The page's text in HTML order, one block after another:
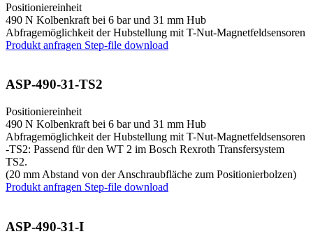
Positioniereinheit
490 N Kolbenkraft bei 6 bar und 31 mm Hub
Abfragemöglichkeit der Hubstellung mit T-Nut-Magnetfeldsensoren
Produkt anfragen Step-file download
ASP-490-31-TS2
Positioniereinheit
490 N Kolbenkraft bei 6 bar und 31 mm Hub
Abfragemöglichkeit der Hubstellung mit T-Nut-Magnetfeldsensoren
-TS2: Passend für den WT 2 im Bosch Rexroth Transfersystem
TS2.
(20 mm Abstand von der Anschraubfläche zum Positionierbolzen)
Produkt anfragen Step-file download
ASP-490-31-I